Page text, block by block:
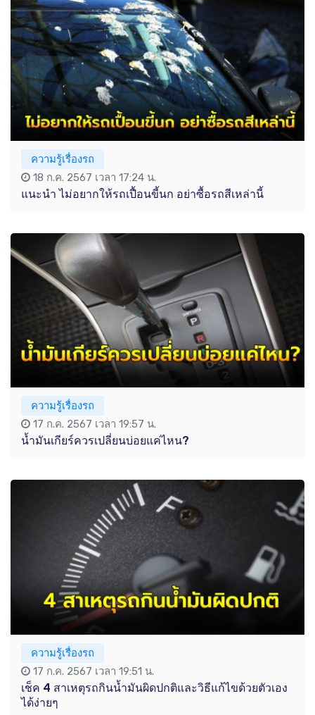
ความรู้เรื่องรถ
18 ก.ค. 2567 เวลา 17:24 น.
แนะนำ ไม่อยากให้รถเปื้อนขี้นก อย่าซื้อรถสีเหล่านี้
ความรู้เรื่องรถ
17 ก.ค. 2567 เวลา 19:57 น.
น้ำมันเกียร์ควรเปลี่ยนบ่อยแค่ไหน?
ความรู้เรื่องรถ
17 ก.ค. 2567 เวลา 19:51 น.
เช็ค 4 สาเหตุรถกินน้ำมันผิดปกติและวิธีแก้ไขด้วยตัวเอง
ได้ง่ายๆ